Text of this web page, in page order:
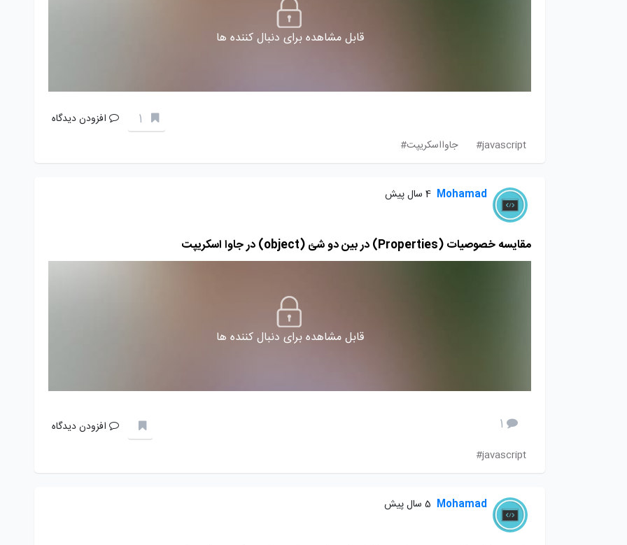
قابل مشاهده برای دنبال کننده ها
1
افزودن دیدگاه
javascript#
جاوااسکریپت#
Mohamad 4 سال پیش
مقایسه خصوصیات (Properties) در بین دو شئ (object) در جاوا اسکریپت
قابل مشاهده برای دنبال کننده ها
1
افزودن دیدگاه
javascript#
Mohamad 5 سال پیش